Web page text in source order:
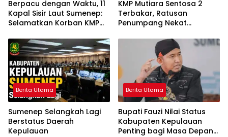
Berpacu dengan Waktu, 11
Kapal Sisir Laut Sumenep:
Selamatkan Korban KMP
KMP Mutiara Sentosa 2
Terbakar, Ratusan
Penumpang Nekat
Berita Utama
Sumenep Selangkah Lagi
Berstatus Daerah
Kepulauan
Berita Utama
Bupati Fauzi Nilai Status
Kabupaten Kepulauan
Penting bagi Masa Depan